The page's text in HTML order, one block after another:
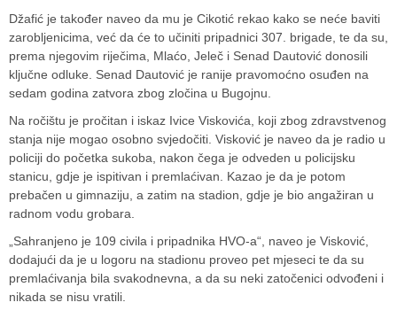
Džafić je također naveo da mu je Cikotić rekao kako se neće baviti
zarobljenicima, već da će to učiniti pripadnici 307. brigade, te da su,
prema njegovim riječima, Mlaćo, Jeleč i Senad Dautović donosili
ključne odluke. Senad Dautović je ranije pravomoćno osuđen na
sedam godina zatvora zbog zločina u Bugojnu.
Na ročištu je pročitan i iskaz Ivice Viskovića, koji zbog zdravstvenog
stanja nije mogao osobno svjedočiti. Visković je naveo da je radio u
policiji do početka sukoba, nakon čega je odveden u policijsku
stanicu, gdje je ispitivan i premlaćivan. Kazao je da je potom
prebačen u gimnaziju, a zatim na stadion, gdje je bio angažiran u
radnom vodu grobara.
„Sahranjeno je 109 civila i pripadnika HVO-a“, naveo je Visković,
dodajući da je u logoru na stadionu proveo pet mjeseci te da su
premlaćivanja bila svakodnevna, a da su neki zatočenici odvođeni i
nikada se nisu vratili.